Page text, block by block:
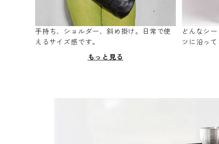
手持ち、ショルダー、斜め掛け。日常で使
えるサイズ感です。
もっと見る
どんなシ
ツに沿っ